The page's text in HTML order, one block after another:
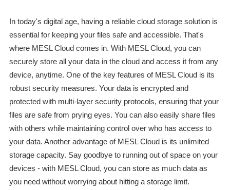
In today's digital age, having a reliable cloud storage solution is
essential for keeping your files safe and accessible. That's
where MESL Cloud comes in. With MESL Cloud, you can
securely store all your data in the cloud and access it from any
device, anytime. One of the key features of MESL Cloud is its
robust security measures. Your data is encrypted and
protected with multi-layer security protocols, ensuring that your
files are safe from prying eyes. You can also easily share files
with others while maintaining control over who has access to
your data. Another advantage of MESL Cloud is its unlimited
storage capacity. Say goodbye to running out of space on your
devices - with MESL Cloud, you can store as much data as
you need without worrying about hitting a storage limit.